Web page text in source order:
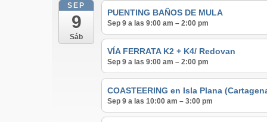
SEP
9
Sáb
PUENTING BAÑOS DE MULA
Sep 9 a las 9:00 am – 2:00 pm
VÍA FERRATA K2 + K4/ Redovan
Sep 9 a las 9:00 am – 2:00 pm
COASTEERING en Isla Plana
Sep 9 a las 10:00 am – 3:00 pm